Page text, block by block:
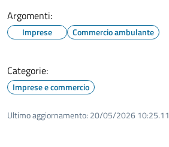
Argomenti:
Imprese Commercio ambulante
Categorie:
Imprese e commercio
Ultimo aggiornamento: 20/05/2026 10:25.11